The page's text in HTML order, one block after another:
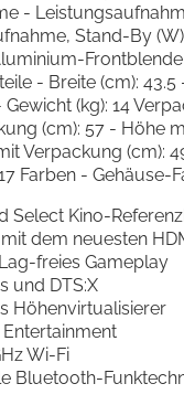
-
Stand-By
- Breite (cm): 43.5
Gewicht (kg): 14
(cm): 57 - Höhe
Verpackung (cm):
Farben - Gehäuse-
Select Kino-
dem neuesten
freies Gameplay
und DTS:X
Höhenvirtualisierer
Wi-Fi
Bluetooth-